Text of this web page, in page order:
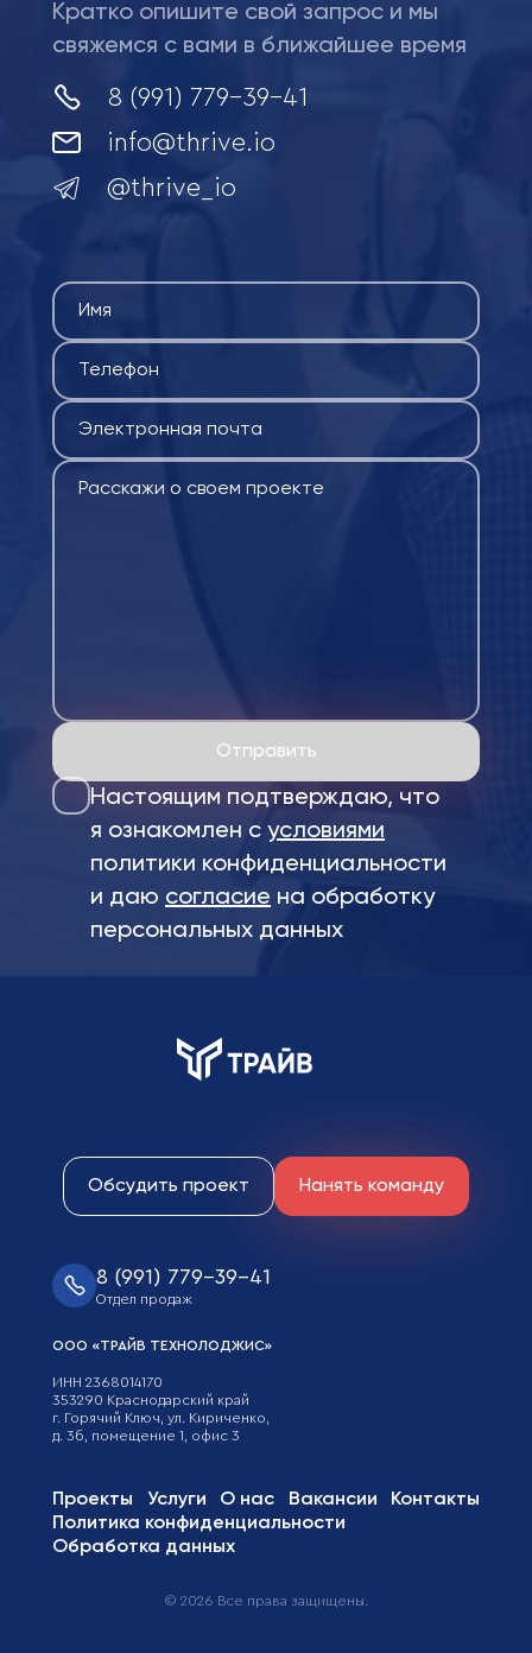
Кратко опишите свой запрос и мы
свяжемся с вами в ближайшее время
8 (991) 779-39-41
info@thrive.io
@thrive_io
Отправить
Настоящим подтверждаю, что
я ознакомлен с условиями
политики конфиденциальности
и даю согласие на обработку
персональных данных
© 2026 Все права защищены.
Проекты Услуги О нас Вакансии
Контакты
Политика конфиденциальности
Обработка данных
8 (991) 779-39-41
Отдел продаж
ООО «ТРАЙВ ТЕХНОЛОДЖИС»
ИНН 2368014170
353290 Краснодарский край
г. Горячий Ключ, ул. Кириченко,
д. 3б, помещение 1, офис 3
Обсудить проект Нанять команду